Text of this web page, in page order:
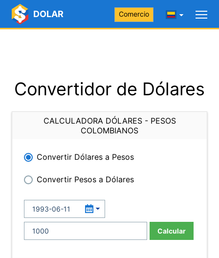
DOLAR Comercio
Convertidor de Dólares
CALCULADORA DÓLARES - PESOS
COLOMBIANOS
Convertir Dólares a Pesos
Convertir Pesos a Dólares
Calcular